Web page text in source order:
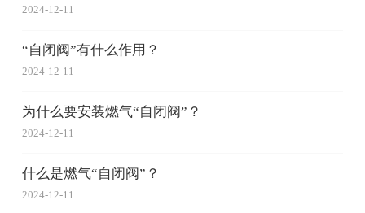
2024-12-11
“自闭阀”有什么作用？
2024-12-11
为什么要安装燃气“自闭阀”？
2024-12-11
什么是燃气“自闭阀”？
2024-12-11